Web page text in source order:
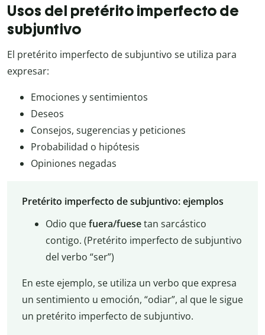
Usos del pretérito imperfecto de
subjuntivo
El pretérito imperfecto de subjuntivo se utiliza para
expresar:
Emociones y sentimientos
Deseos
Consejos, sugerencias y peticiones
Probabilidad o hipótesis
Opiniones negadas
Pretérito imperfecto de subjuntivo: ejemplos
Odio quefuera/fuesetan sarcástico
contigo. (Pretérito imperfecto de subjuntivo
del verbo “ser”)
En este ejemplo, se utiliza un verbo que expresa
un sentimiento u emoción, “odiar”, al que le sigue
un pretérito imperfecto de subjuntivo.